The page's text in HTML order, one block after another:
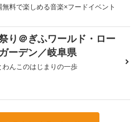
無料で楽しめる音楽×フードイベント
り＠ぎふワールド・ロー
ーデン／岐阜県
わんこのはじまりの一歩